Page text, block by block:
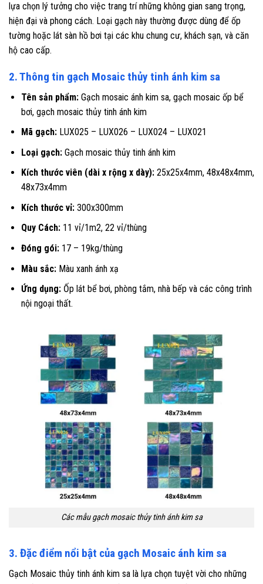
lựa chọn lý tưởng cho việc trang trí những không gian sang trọng,
hiện đại và phong cách. Loại gạch này thường được dùng để ốp
tường hoặc lát sàn hồ bơi tại các khu chung cư, khách sạn, và căn
hộ cao cấp.
2. Thông tin gạch Mosaic thủy tinh ánh kim sa
Tên sản phẩm:Gạch mosaic ánh kim sa, gạch mosaic ốp bể
bơi, gạch mosaic thủy tinh ánh kim
Mã gạch:LUX025 – LUX026 – LUX024 – LUX021
Loại gạch:Gạch mosaic thủy tinh ánh kim
Kích thước viên (dài x rộng x dày):25x25x4mm, 48x48x4mm,
48x73x4mm
Kích thước vỉ:300x300mm
Quy Cách: 11 vỉ/1m2, 22 vỉ/thùng
Đóng gói:17 – 19kg/thùng
Màu sắc:Màu xanh ánh xạ
Ứng dụng:Ốp lát bể bơi, phòng tắm, nhà bếp và các công trình
nội ngoại thất.
Các mẫu gạch mosaic thủy tinh ánh kim sa
3. Đặc điểm nổi bật của gạch Mosaic ánh kim sa
Gạch Mosaic thủy tinh ánh kim sa là lựa chọn tuyệt vời cho những